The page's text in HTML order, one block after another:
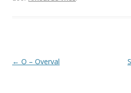
Berichtnavigatie
← O – Overval